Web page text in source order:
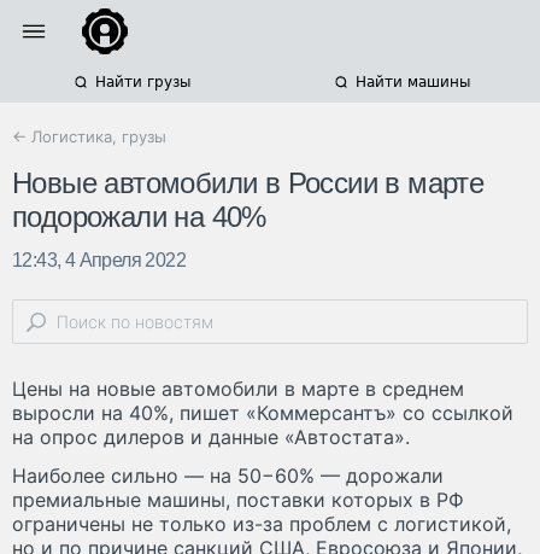
Найти грузы Найти машины
← Логистика, грузы
Новые автомобили в России в марте
подорожали на 40%
12:43, 4 Апреля 2022
Цены на новые автомобили в марте в среднем
выросли на 40%, пишет «Коммерсантъ» со ссылкой
на опрос дилеров и данные «Автостата».
Наиболее сильно — на 50−60% — дорожали
премиальные машины, поставки которых в РФ
ограничены не только из-за проблем с логистикой,
но и по причине санкций США, Евросоюза и Японии,